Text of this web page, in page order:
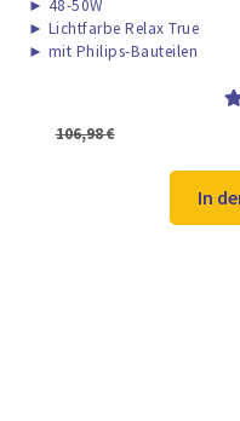
► 48-50W
► Lichtfarbe Relax True
► mit Philips-Bauteilen
106,98€
In